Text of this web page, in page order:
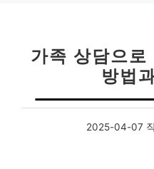
가족 상담으로
방법
2025-04-07